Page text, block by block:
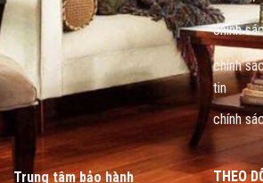
chính
chính
tin
chính
Trung tâm bảo hành THEO